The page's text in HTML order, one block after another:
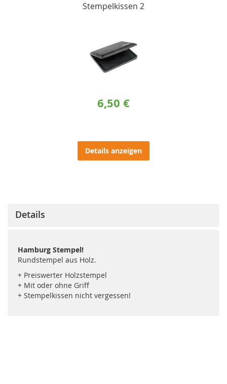
Stempelkissen 2
6,50 €
Details anzeigen
Details
Hamburg Stempel!
Rundstempel aus Holz.
+ Preiswerter Holzstempel
+ Mit oder ohne Griff
+ Stempelkissen nicht vergessen!